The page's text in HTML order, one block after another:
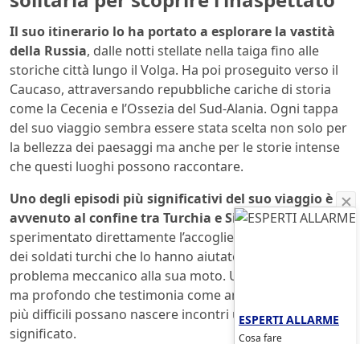
Il suo itinerario lo ha portato a esplorare la vastità
della Russia, dalle notti stellate nella taiga fino alle
storiche città lungo il Volga. Ha poi proseguito verso il
Caucaso, attraversando repubbliche cariche di storia
come la Cecenia e l’Ossezia del Sud-Alania. Ogni tappa
del suo viaggio sembra essere stata scelta non solo per
la bellezza dei paesaggi ma anche per le storie intense
che questi luoghi possono raccontare.
Uno degli episodi più significativi del suo viaggio è
avvenuto al confine tra Turchia e Siria:qui Biagio ha
sperimentato direttamente l’accoglienza straordinaria
dei soldati turchi che lo hanno aiutato a risolvere un
problema meccanico alla sua moto. Un gesto semplice
ma profondo che testimonia come anche nei momenti
più difficili possano nascere incontri umani ricchi di
significato.
ESPERTI ALLARME
Cosa fare